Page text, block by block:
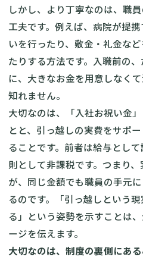
しかし、より丁寧なのは、職
工夫です。例えば、病院が提
いを行ったり、敷金・礼金な
たりする方法です。入職前の
に、大きなお金を用意しなく
知れません。
大切なのは、「入社お祝い金
とと、引っ越しの実費をサポ
ることです。前者は給与とし
則として非課税です。つまり
が、同じ金額でも職員の手元
るのです。「引っ越しという
る」という姿勢を示すことは
ージを伝えます。
大切なのは、制度の裏側にあ